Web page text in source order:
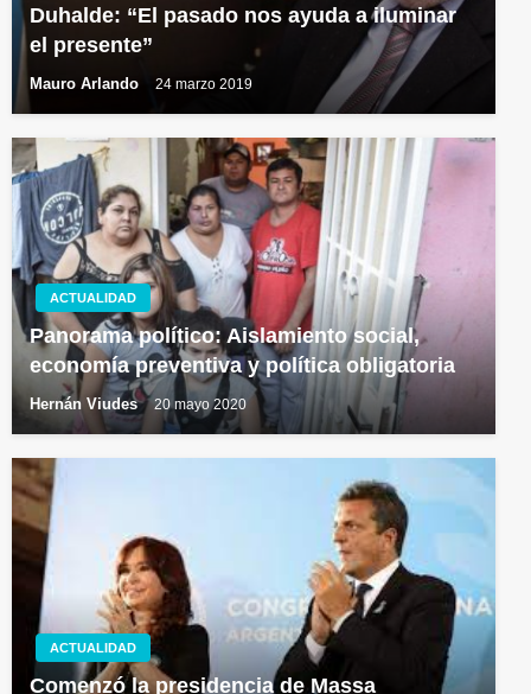
Duhalde: “El pasado nos ayuda a iluminar
el presente”
Mauro Arlando 24 marzo 2019
ACTUALIDAD
Panorama político: Aislamiento social,
economía preventiva y política obligatoria
Hernán Viudes 20 mayo 2020
ACTUALIDAD
Comenzó la presidencia de Massa